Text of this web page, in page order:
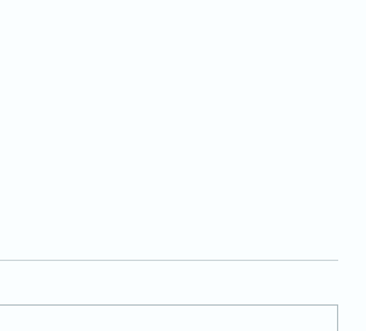
Gratulerer!